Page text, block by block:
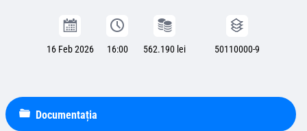
16 Feb 2026 16:00 562.190 lei 50110000-9
Documentația